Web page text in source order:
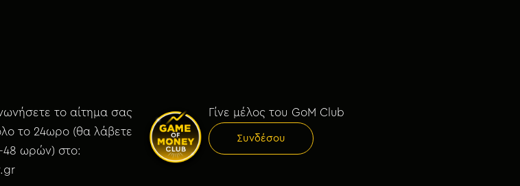
το αίτημα σας
το 24ωρο (θα λάβετε
48 ωρών) στο:
Γίνε μέλος του GoM Club
Συνδέσου